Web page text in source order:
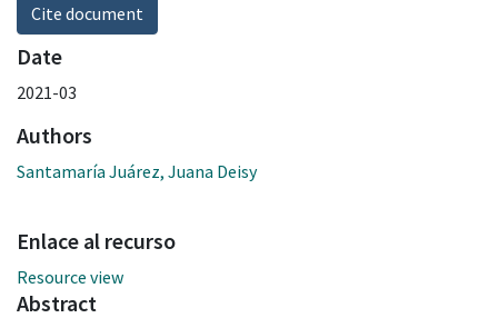
Cite document
Date
2021-03
Authors
Santamaría Juárez, Juana Deisy
Enlace al recurso
Resource view
Abstract